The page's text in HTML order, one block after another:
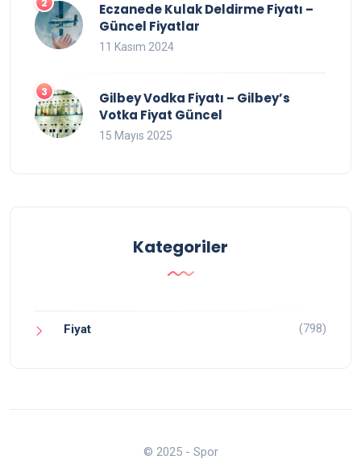
Eczanede Kulak Deldirme Fiyatı –
Güncel Fiyatlar
11 Kasım 2024
Gilbey Vodka Fiyatı – Gilbey’s
Votka Fiyat Güncel
15 Mayıs 2025
Kategoriler
Fiyat (798)
© 2025 - Spor